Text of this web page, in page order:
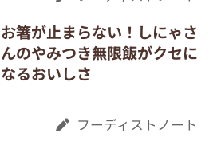
お箸が止まらない！しにゃさ
んのやみつき無限飯がクセに
なるおいしさ
フーディストノート